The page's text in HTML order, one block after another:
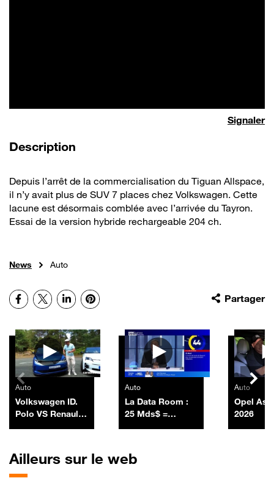
Signaler
Description
Depuis l’arrêt de la commercialisation du Tiguan Allspace,
il n’y avait plus de SUV 7 places chez Volkswagen. Cette
lacune est désormais comblée avec l’arrivée du Tayron.
Essai de la version hybride rechargeable 204 ch.
News Auto
Partager
Facebook
X LinkedInPinterest
Autres vidéos
Auto
Volkswagen ID.
Polo VS Renault
Auto
La Data Room :
25 Mds$ =
obligataire en
Auto
Opel
2026
Ailleurs sur le web